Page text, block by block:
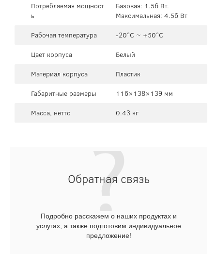
Потребляемая мощност
ь
Базовая: 1.56 Вт.
Максимальная: 4.56 Вт
Рабочая температура
-20°C ~ +50°C
Цвет корпуса
Белый
Материал корпуса
Пластик
Габаритные размеры
116×138×139 мм
Масса, нетто
0.43 кг
Обратная связь
Подробно расскажем о наших продуктах и
услугах, а также подготовим индивидуальное
предложение!